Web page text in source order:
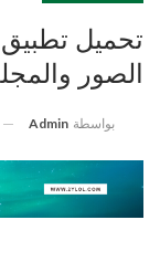
الصور
بواسطة Admin